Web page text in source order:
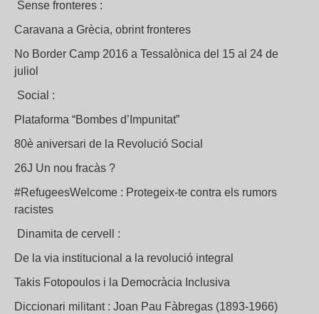
Sense fronteres :
Caravana a Grècia, obrint fronteres
No Border Camp 2016 a Tessalònica del 15 al 24 de
juliol
Social :
Plataforma “Bombes d’Impunitat”
80è aniversari de la Revolució Social
26J Un nou fracàs ?
#RefugeesWelcome : Protegeix-te contra els rumors
racistes
Dinamita de cervell :
De la via institucional a la revolució integral
Takis Fotopoulos i la Democràcia Inclusiva
Diccionari militant : Joan Pau Fàbregas (1893-1966)